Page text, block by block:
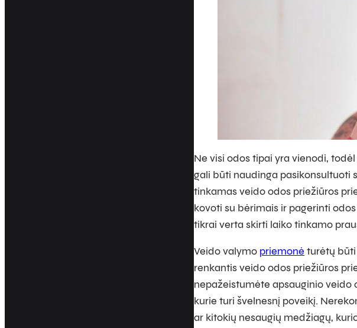
Ne visi odos tipai yra vienodi,
gali būti naudinga pasikonsultuoti
tinkamas veido odos priežiūros
kovoti su bėrimais ir pagerinti
tikrai verta skirti laiko tinkamo
Veido valymo priemonė turėtų būti
renkantis veido odos priežiūros
nepažeistumėte apsauginio veido
kurie turi švelnesnį poveikį.
ar kitokių nesaugių medžiagų,